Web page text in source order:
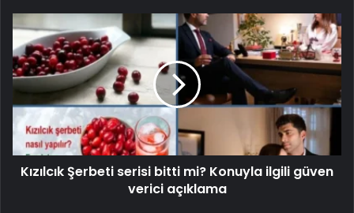
Kızılcık Şerbeti serisi bitti mi? Konuyla ilgili güven
verici açıklama